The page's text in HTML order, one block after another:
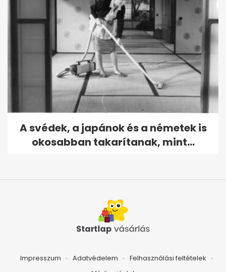
A svédek, a japánok és a németek is
okosabban takarítanak, mint...
Impresszum Adatvédelem
Felhasználási feltételek